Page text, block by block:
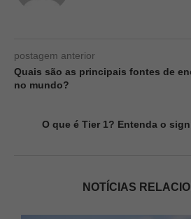
postagem anterior
Quais são as principais fontes de
no mundo?
O que é Tier 1? Entenda o
NOTÍCIAS